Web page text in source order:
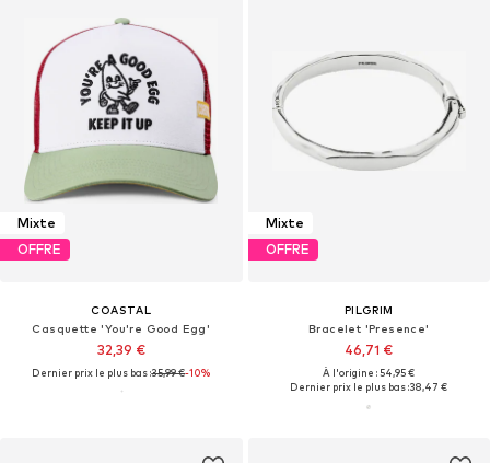
Mixte
OFFRE
COASTAL
Casquette 'You're Good Egg'
32,39 €
Dernier prix le plus bas :35,99 €-10%
Mixte
OFFRE
PILGRIM
Bracelet 'Presence'
46,71 €
À l'origine : 54,95 €
Dernier prix le plus bas :38,47 €